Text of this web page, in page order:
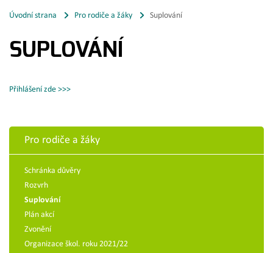
Úvodní strana Pro rodiče a žáky Suplování
SUPLOVÁNÍ
Přihlášení zde >>>
Pro rodiče a žáky
Schránka důvěry
Rozvrh
Suplování
Plán akcí
Zvonění
Organizace škol. roku 2021/22